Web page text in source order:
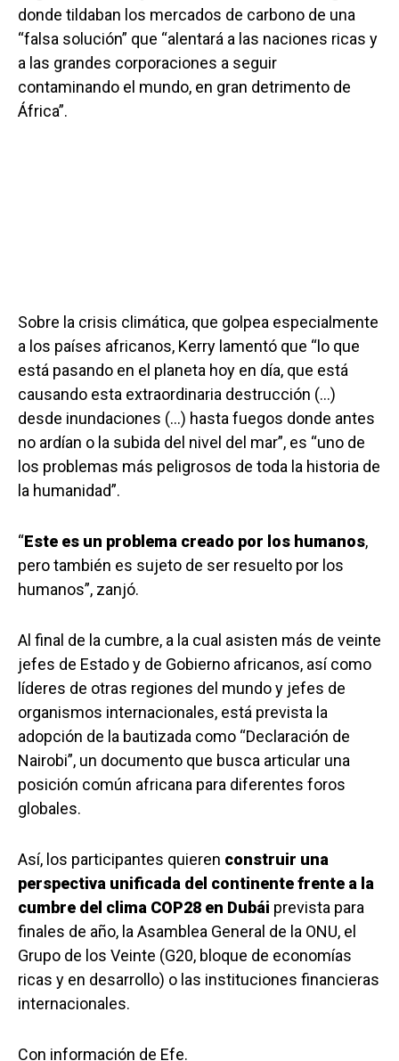
donde tildaban los mercados de carbono de una
“falsa solución” que “alentará a las naciones ricas y
a las grandes corporaciones a seguir
contaminando el mundo, en gran detrimento de
África”.
Sobre la crisis climática, que golpea especialmente
a los países africanos, Kerry lamentó que “lo que
está pasando en el planeta hoy en día, que está
causando esta extraordinaria destrucción (…)
desde inundaciones (…) hasta fuegos donde antes
no ardían o la subida del nivel del mar”, es “uno de
los problemas más peligrosos de toda la historia de
la humanidad”.
“Este es un problema creado por los humanos,
pero también es sujeto de ser resuelto por los
humanos”, zanjó.
Al final de la cumbre, a la cual asisten más de veinte
jefes de Estado y de Gobierno africanos, así como
líderes de otras regiones del mundo y jefes de
organismos internacionales, está prevista la
adopción de la bautizada como “Declaración de
Nairobi”, un documento que busca articular una
posición común africana para diferentes foros
globales.
Así, los participantes quieren construir una
perspectiva unificada del continente frente a la
cumbre del clima COP28 en Dubái prevista para
finales de año, la Asamblea General de la ONU, el
Grupo de los Veinte (G20, bloque de economías
ricas y en desarrollo) o las instituciones financieras
internacionales.
Con información de Efe.